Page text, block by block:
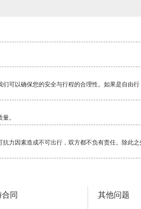
可以确保您的安全与行程的合理性。如果是自由
。
力因素造成不可出行，双方都不负有责任。除此
同 其他问题